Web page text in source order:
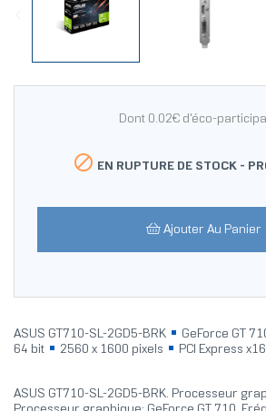
Dont 0.02€ d'éco-
 EN RUPTURE DE STOCK -
Ajouter Au Panier
ASUS GT710-SL-2GD5-BRK GeForce GT
64 bit
2560 x 1600 pixels PCI Express
ASUS GT710-SL-2GD5-BRK. Processeur